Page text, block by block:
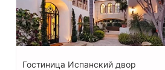
Гостиница Испанский двор